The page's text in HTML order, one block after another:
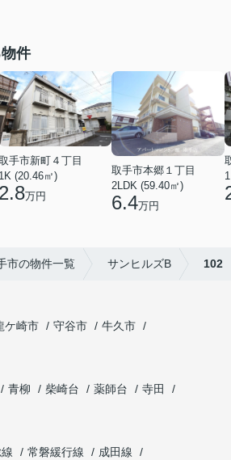
件
手市新町４丁目
1K (20.46㎡)
2.8万円
取手市本郷１丁目
2LDK (59.40㎡)
6.4万円
市の物件一覧 サンヒルズB 102
ケ崎市 守谷市
牛久市
青柳 柴崎台 薬師台
寺田
常磐緩行線
成田線